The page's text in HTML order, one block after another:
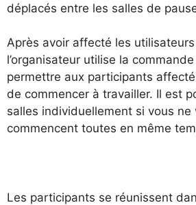
déplacés entre les salles de
Après avoir affecté les
l’organisateur utilise la
permettre aux participants
de commencer à travailler. Il est
salles individuellement si vous ne
commencent toutes en même
Les participants se réunissent